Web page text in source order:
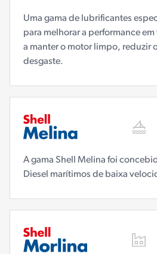
Uma gama de lubrificantes
para melhorar a performance
a manter o motor limpo, reduzir
desgaste.
A gama Shell Melina foi
Diesel marítimos de baixa